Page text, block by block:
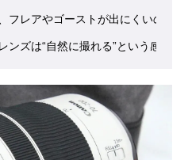
フレアやゴーストが出にくいので
ンズは“自然に撮れる”という感覚